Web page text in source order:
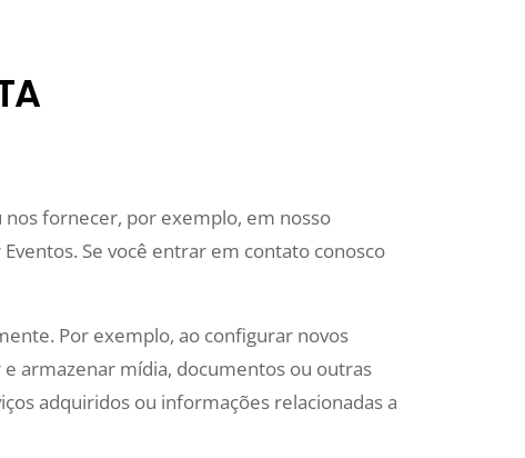
nos fornecer, por exemplo, em nosso
Se você entrar em contato conosco
Por exemplo, ao configurar novos
armazenar mídia, documentos ou outras
adquiridos ou informações relacionadas a